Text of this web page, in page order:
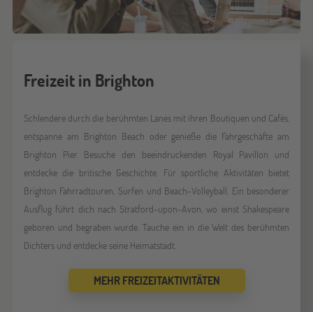
Freizeit in Brighton
Schlendere durch die berühmten Lanes mit ihren Boutiquen und Cafés,
entspanne am Brighton Beach oder genieße die Fahrgeschäfte am
Brighton Pier. Besuche den beeindruckenden Royal Pavillon und
entdecke die britische Geschichte. Für sportliche Aktivitäten bietet
Brighton Fahrradtouren, Surfen und Beach-Volleyball. Ein besonderer
Ausflug führt dich nach Stratford-upon-Avon, wo einst Shakespeare
geboren und begraben wurde. Tauche ein in die Welt des berühmten
Dichters und entdecke seine Heimatstadt.
MEHR FREIZEITAKTIVITÄTEN